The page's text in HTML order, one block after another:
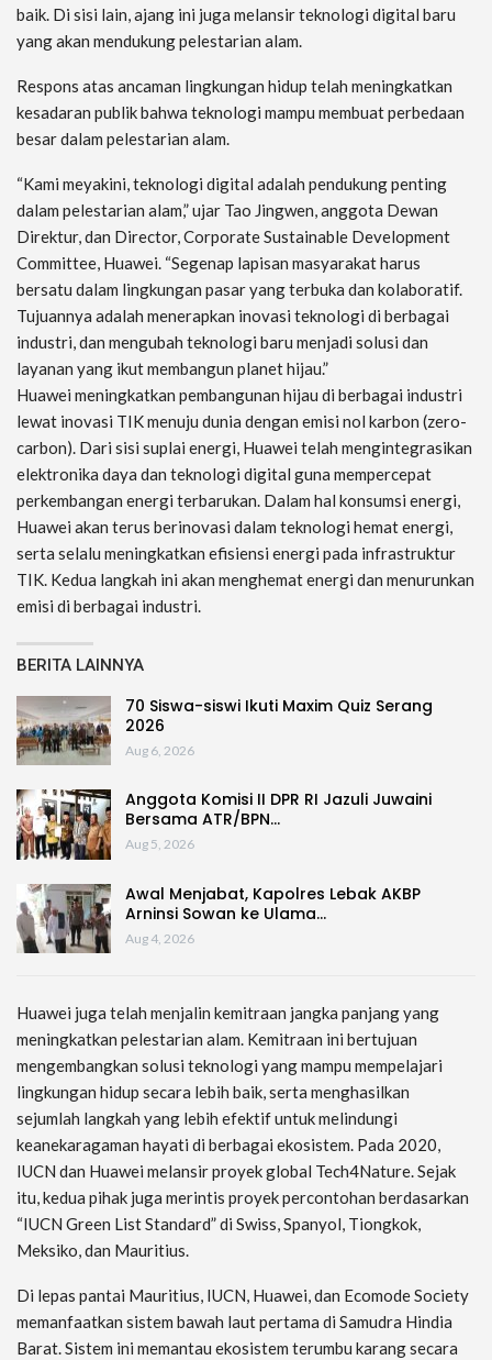
baik. Di sisi lain, ajang ini juga melansir teknologi digital baru
yang akan mendukung pelestarian alam.
Respons atas ancaman lingkungan hidup telah meningkatkan
kesadaran publik bahwa teknologi mampu membuat perbedaan
besar dalam pelestarian alam.
“Kami meyakini, teknologi digital adalah pendukung penting
dalam pelestarian alam,” ujar Tao Jingwen, anggota Dewan
Direktur, dan Director, Corporate Sustainable Development
Committee, Huawei. “Segenap lapisan masyarakat harus
bersatu dalam lingkungan pasar yang terbuka dan kolaboratif.
Tujuannya adalah menerapkan inovasi teknologi di berbagai
industri, dan mengubah teknologi baru menjadi solusi dan
layanan yang ikut membangun planet hijau.”
Huawei meningkatkan pembangunan hijau di berbagai industri
lewat inovasi TIK menuju dunia dengan emisi nol karbon (zero-
carbon). Dari sisi suplai energi, Huawei telah mengintegrasikan
elektronika daya dan teknologi digital guna mempercepat
perkembangan energi terbarukan. Dalam hal konsumsi energi,
Huawei akan terus berinovasi dalam teknologi hemat energi,
serta selalu meningkatkan efisiensi energi pada infrastruktur
TIK. Kedua langkah ini akan menghemat energi dan menurunkan
emisi di berbagai industri.
BERITA LAINNYA
70 Siswa-siswi Ikuti Maxim Quiz Serang
2026
Aug 6, 2026
Anggota Komisi II DPR RI Jazuli Juwaini
Bersama ATR/BPN…
Aug 5, 2026
Awal Menjabat, Kapolres Lebak AKBP
Arninsi Sowan ke Ulama…
Aug 4, 2026
Huawei juga telah menjalin kemitraan jangka panjang yang
meningkatkan pelestarian alam. Kemitraan ini bertujuan
mengembangkan solusi teknologi yang mampu mempelajari
lingkungan hidup secara lebih baik, serta menghasilkan
sejumlah langkah yang lebih efektif untuk melindungi
keanekaragaman hayati di berbagai ekosistem. Pada 2020,
IUCN dan Huawei melansir proyek global Tech4Nature. Sejak
itu, kedua pihak juga merintis proyek percontohan berdasarkan
“IUCN Green List Standard” di Swiss, Spanyol, Tiongkok,
Meksiko, dan Mauritius.
Di lepas pantai Mauritius, IUCN, Huawei, dan Ecomode Society
memanfaatkan sistem bawah laut pertama di Samudra Hindia
Barat. Sistem ini memantau ekosistem terumbu karang secara